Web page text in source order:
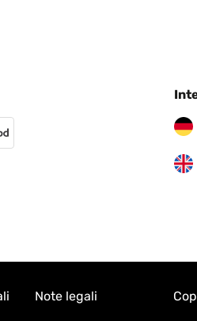
Note legali